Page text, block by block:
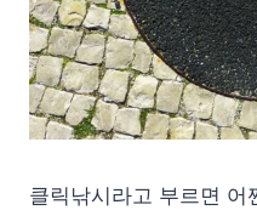
클릭낚시라고 부르면 어